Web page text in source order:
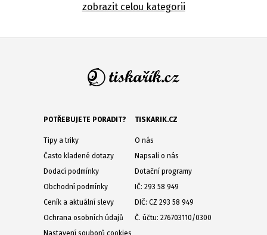
zobrazit celou kategorii
POTŘEBUJETE PORADIT?
Tipy a triky
Často kladené dotazy
Dodací podmínky
Obchodní podmínky
Ceník a aktuální slevy
Ochrana osobních údajů
Nastavení souborů cookies
TISKARIK.CZ
O nás
Napsali o nás
Dotační programy
IČ: 293 58 949
DIČ: CZ 293 58 949
Č. účtu: 276703110/0300